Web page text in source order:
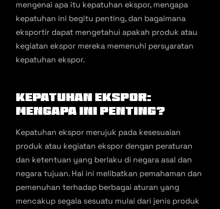
mengenai apa itu kepatuhan ekspor, mengapa
kepatuhan ini begitu penting, dan bagaimana
eksportir dapat mengetahui apakah produk atau
kegiatan ekspor mereka memenuhi persyaratan
kepatuhan ekspor.
Kepatuhan Ekspor:
Mengapa Ini Penting?
Kepatuhan ekspor merujuk pada kesesuaian
produk atau kegiatan ekspor dengan peraturan
dan ketentuan yang berlaku di negara asal dan
negara tujuan. Hal ini melibatkan pemahaman dan
pemenuhan terhadap berbagai aturan yang
mencakup segala sesuatu mulai dari jenis produk